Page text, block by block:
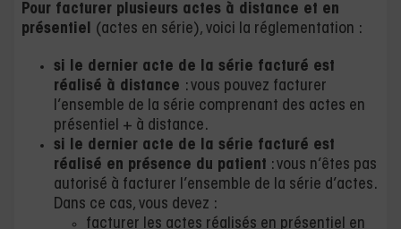
Pour facturer plusieurs actes à distance et en
présentiel (actes en série), voici la réglementation :
si le dernier acte de la série facturé est
réalisé à distance : vous pouvez facturer
l’ensemble de la série comprenant des actes en
présentiel + à distance.
si le dernier acte de la série facturé est
réalisé en présence du patient : vous n’êtes pas
autorisé à facturer l’ensemble de la série d’actes.
Dans ce cas, vous devez :
facturer les actes réalisés en présentiel en